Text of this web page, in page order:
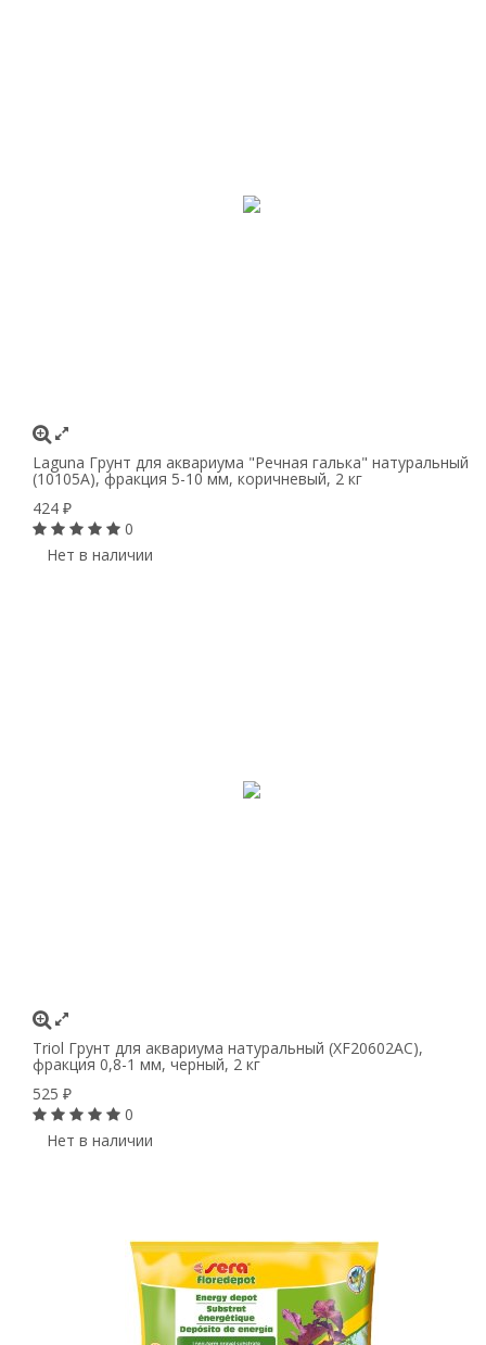
Laguna Грунт для аквариума "Речная галька" натуральный
(10105А), фракция 5-10 мм, коричневый, 2 кг
424 ₽
0
Нет в наличии
Triol Грунт для аквариума натуральный (XF20602AC),
фракция 0,8-1 мм, черный, 2 кг
525 ₽
0
Нет в наличии